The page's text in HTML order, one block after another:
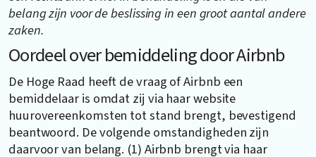
belang zijn voor de beslissing in een groot aantal andere
zaken.
Oordeel over bemiddeling door Airbnb
De Hoge Raad heeft de vraag of Airbnb een
bemiddelaar is omdat zij via haar website
huurovereenkomsten tot stand brengt, bevestigend
beantwoord. De volgende omstandigheden zijn
daarvoor van belang. (1) Airbnb brengt via haar